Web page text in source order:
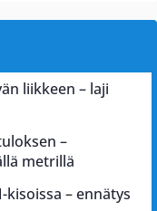
liikkeen – laji
–
metrillä
– ennätys